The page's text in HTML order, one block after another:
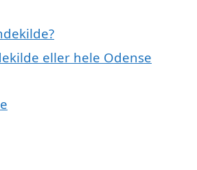
eller hele Odense